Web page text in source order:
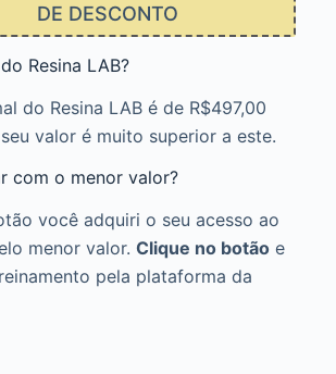
DE DESCONTO
Resina LAB?
do Resina LAB é de R$497,00
valor é muito superior a este.
com o menor valor?
você adquiri o seu acesso ao
menor valor. Clique no botãoe
pela plataforma da